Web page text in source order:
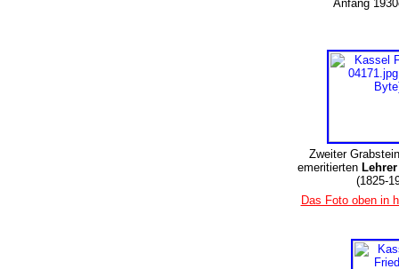
Anfang
Zweiter
emeritierten
(1825-
Das Foto oben in